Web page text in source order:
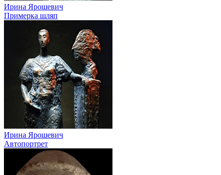
Ирина Ярошевич
Примерка шляп
Ирина Ярошевич
Автопортрет